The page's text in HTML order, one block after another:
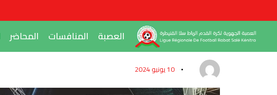
العصبة
المنافسات المحاضر
10 يونيو 2024